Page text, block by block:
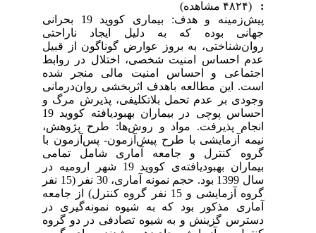
پیش‌زمینه و هدف: بیماری کووید 19 بحرانی
جهانی بوده که به دلیل ایجاد ناراحتی
روان‌شناختی، به بروز عوارض گوناگون از قبیل
عدم احساس امنیت شخصی، اختلال در روابط
اجتماعی و احساس امنیت مالی منجر شده
است. این مطالعه باهدف اثربخشی روان‌درمانی
وجودی بر عدم تحمل بلاتکلیفی، پذیرش مرگ و
احساس پوچی در بیماران بهبودیافته کووید 19
انجام پذیرفت. مواد و روش‌ها: طرح پژوهش،
نیمه آزمایشی با طرح پیش‌آزمون- پس‌آزمون با
گروه کنترل و جامعه آماری شامل تمامی
بیماران بهبودیافته‌ی کووید ­19 شهر ارومیه در
سال 1399 بود. حجم نمونه آماری، 30 نفر (15 نفر
گروه آزمایشی و 15 نفر گروه کنترل) از جامعه
آماری مذکور بود که به شیوه نمونه‌گیری در
دسترس گزینش و به شیوه تصادفی در دو گروه